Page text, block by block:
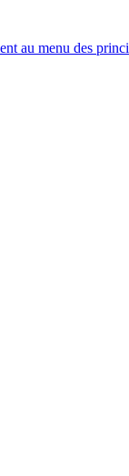
au menu des